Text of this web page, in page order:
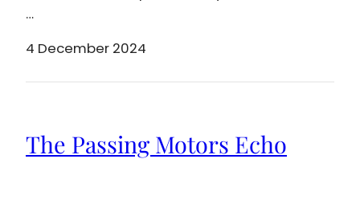
…
4 December 2024
The Passing Motors Echo